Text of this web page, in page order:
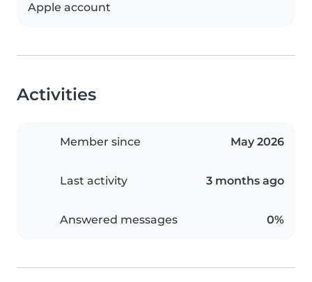
Apple account
Activities
Member since May 2026
Last activity 3 months ago
Answered messages 0%